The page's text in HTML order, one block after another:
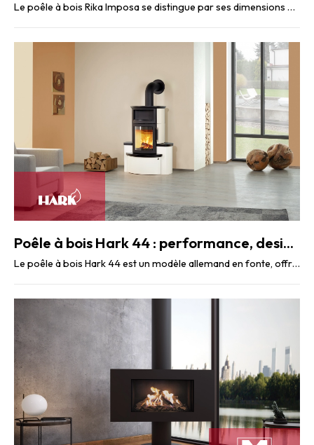
Le poêle à bois Rika Imposa se distingue par ses dimensions généreuses, offrant un foyer ...
Poêle à bois Hark 44 : performance, design et personnalisation
Le poêle à bois Hark 44 est un modèle allemand en fonte, offrant des performances ...